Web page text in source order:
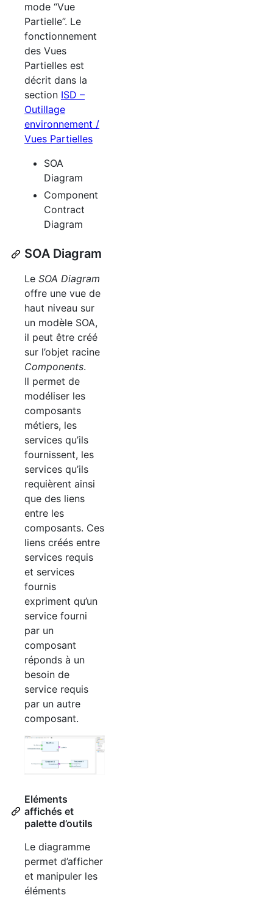
mode “Vue
Partielle”. Le
fonctionnement
des Vues
Partielles est
décrit dans la
section ISD –
Outillage
environnement /
Vues Partielles
SOA
Diagram
Component
Contract
Diagram
SOA Diagram
Le SOA Diagram
offre une vue de
haut niveau sur
un modèle SOA,
il peut être créé
sur l’objet racine
Components.
Il permet de
modéliser les
composants
métiers, les
services qu’ils
fournissent, les
services qu’ils
requièrent ainsi
que des liens
entre les
composants. Ces
liens créés entre
services requis
et services
fournis
expriment qu’un
service fourni
par un
composant
réponds à un
besoin de
service requis
par un autre
composant.
Eléments
affichés et
palette d’outils
Le diagramme
permet d’afficher
et manipuler les
éléments